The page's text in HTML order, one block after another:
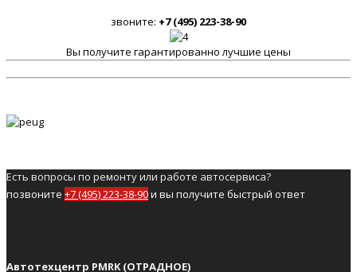
звоните: +7 (495) 223-38-90
Вы получите гарантированно лучшие цены
Есть вопросы по ремонту или работе автосервиса?
позвоните +7 (495) 223-38-90и вы получите быстрый ответ
Автотехцентр PMRK (ОТРАДНОЕ)